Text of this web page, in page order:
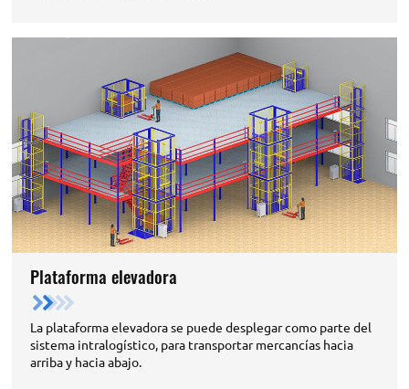
Plataforma elevadora
La plataforma elevadora se puede desplegar como parte del
sistema intralogístico, para transportar mercancías hacia
arriba y hacia abajo.